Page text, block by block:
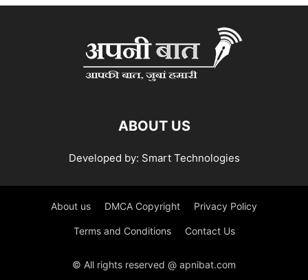
ABOUT US
Developed by: Smart Technologies
About us DMCA Copyright Privacy Policy
Terms and Conditions Contact Us
© All rights reserved @ apnibat.com